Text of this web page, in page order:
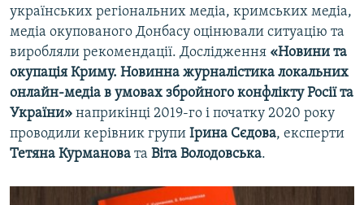
українських регіональних медіа, кримських медіа,
медіа окупованого Донбасу оцінювали ситуацію та
виробляли рекомендації. Дослідження «Новини та
окупація Криму. Новинна журналістика локальних
онлайн-медіа в умовах збройного конфлікту Росії та
України» наприкінці 2019-го і початку 2020 року
проводили керівник групи Ірина Сєдова, експерти
Тетяна Курманова та Віта Володовська.